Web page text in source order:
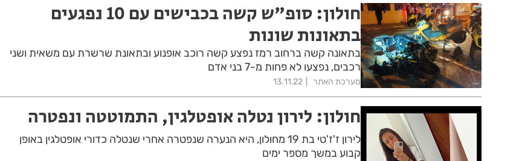
חולון: סופ"ש קשה בכבישים עם 10 נפגעים
בתאונות שונות
בתאונה קשה ברחוב רמז נפצע קשה רוכב אופנוע ובתאונת שרשרת עם משאית ושני
רכבים, נפצעו לא פחות מ-7 בני אדם
מערכת האתר 13.11.22
חולון: לירון נטלה אופטלגין, התמוטטה ונפטרה
לירון ז'ז'טי בת 19 מחולון, היא הנערה שנפטרה אחרי שנטלה כדורי אופטלגין באופן
קבוע במשך מספר ימים